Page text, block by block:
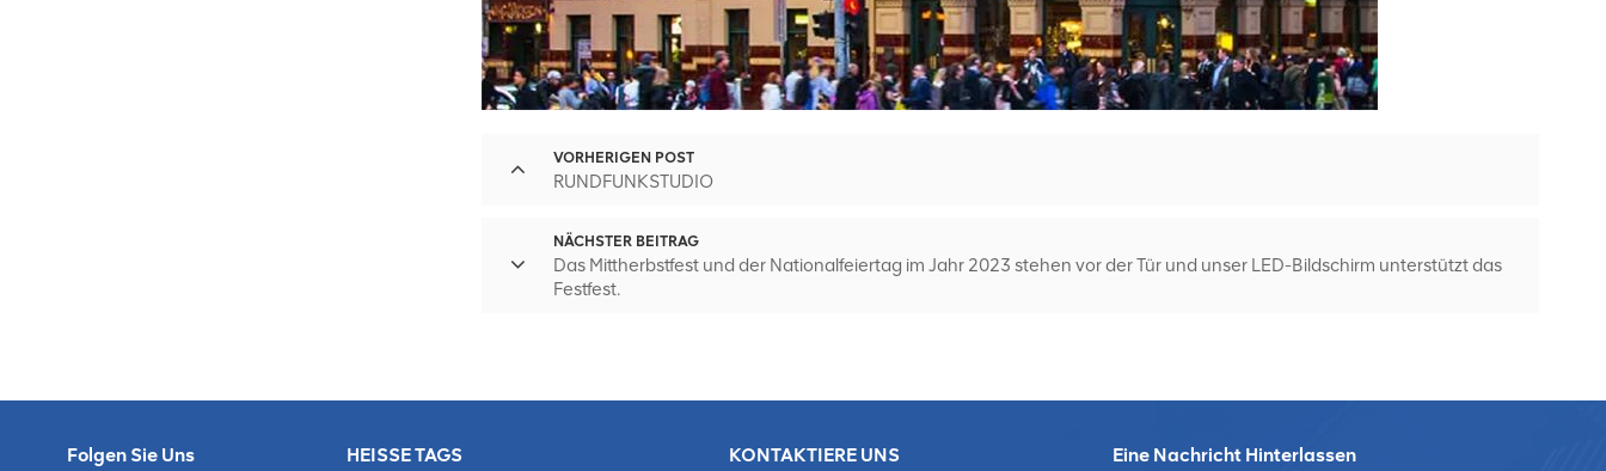
VORHERIGEN POST
RUNDFUNKSTUDIO
NÄCHSTER BEITRAG
Das Mittherbstfest und der Nationalfeiertag im Jahr 2023 stehen vor der Tür und unser LED-Bildschirm unterstützt das
Festfest.
Folgen Sie Uns HEISSE TAGS KONTAKTIERE UNS Eine Nachricht Hinterlassen